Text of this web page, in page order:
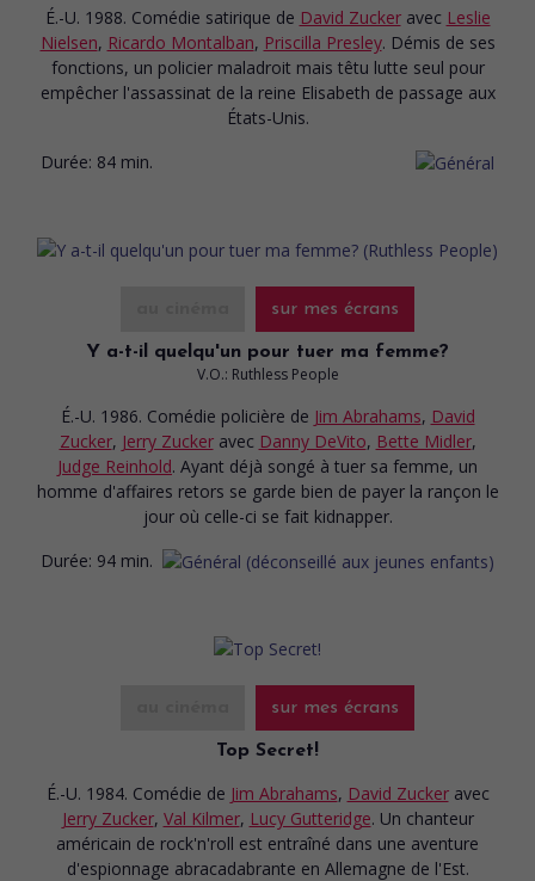
É.-U. 1988. Comédie satirique de David Zucker avec Leslie
Nielsen, Ricardo Montalban, Priscilla Presley. Démis de ses
fonctions, un policier maladroit mais têtu lutte seul pour
empêcher l'assassinat de la reine Elisabeth de passage aux
États-Unis.
Durée: 84 min.
sur mes écrans
Y a-t-il quelqu'un pour tuer ma femme?
V.O.: Ruthless People
É.-U. 1986. Comédie policière de Jim Abrahams, David
Zucker, Jerry Zucker avec Danny DeVito, Bette Midler,
Judge Reinhold. Ayant déjà songé à tuer sa femme, un
homme d'affaires retors se garde bien de payer la rançon le
jour où celle-ci se fait kidnapper.
Durée: 94 min.
sur mes écrans
Top Secret!
É.-U. 1984. Comédie de Jim Abrahams, David Zucker avec
Jerry Zucker, Val Kilmer, Lucy Gutteridge. Un chanteur
américain de rock'n'roll est entraîné dans une aventure
d'espionnage abracadabrante en Allemagne de l'Est.